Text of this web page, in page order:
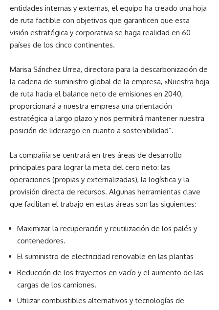
entidades internas y externas, el equipo ha creado una hoja
de ruta factible con objetivos que garanticen que esta
visión estratégica y corporativa se haga realidad en 60
países de los cinco continentes.
Marisa Sánchez Urrea, directora para la descarbonización de
la cadena de suministro global de la empresa, «Nuestra hoja
de ruta hacia el balance neto de emisiones en 2040,
proporcionará a nuestra empresa una orientación
estratégica a largo plazo y nos permitirá mantener nuestra
posición de liderazgo en cuanto a sostenibilidad”.
La compañía se centrará en tres áreas de desarrollo
principales para lograr la meta del cero neto: las
operaciones (propias y externalizadas), la logística y la
provisión directa de recursos. Algunas herramientas clave
que facilitan el trabajo en estas áreas son las siguientes:
Maximizar la recuperación y reutilización de los palés y
contenedores.
El suministro de electricidad renovable en las plantas
Reducción de los trayectos en vacío y el aumento de las
cargas de los camiones.
Utilizar combustibles alternativos y tecnologías de